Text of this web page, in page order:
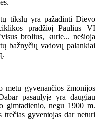
tikslų yra pažadinti Dievo
pradžioj Paulius VI
brolius, kurie... nešioja
bažnyčių vadovų palankiai
gyvenančios žmonijos
pasaulyje yra daugiau
gimtadienio, negu 1900 m.
gyventojas dar neturi